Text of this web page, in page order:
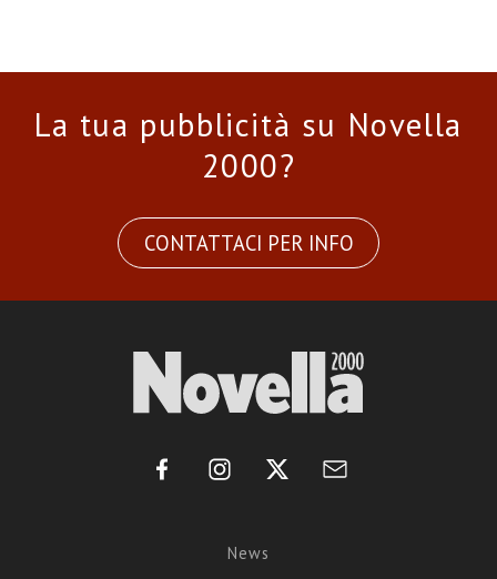
La tua pubblicità su Novella
2000?
CONTATTACI PER INFO
News